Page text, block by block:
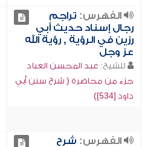
الفهرس: تراجم
رجال إسناد حديث أبي
رزين في الرؤية , رؤية الله
عز وجل
للشيخ: عبد المحسن العباد
جزء من محاضرة ( شرح سنن أبي
داود [534])
الفهرس: شرح